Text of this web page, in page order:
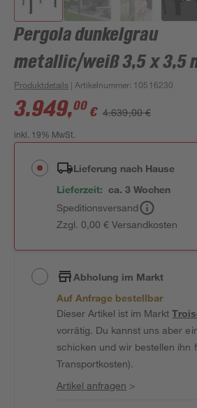
Pergola dunkelgrau
metallic/weiß 3,5 x 3,5
Produktdetails | Artikelnummer: 10516230
3.949,00 € 4.639,00 €
inkl. 19% MwSt.
Lieferung nach Hause
Lieferzeit: ca. 3 Wochen
Speditionsversand
Zzgl. 0,00 € Versandkosten
Abholung im Markt
Auf Anfrage bestellbar
Dieser Artikel ist im Markt
vorrätig. Du kannst uns aber
schicken und wir bestellen ihn
Transportkosten).
Artikel anfragen >